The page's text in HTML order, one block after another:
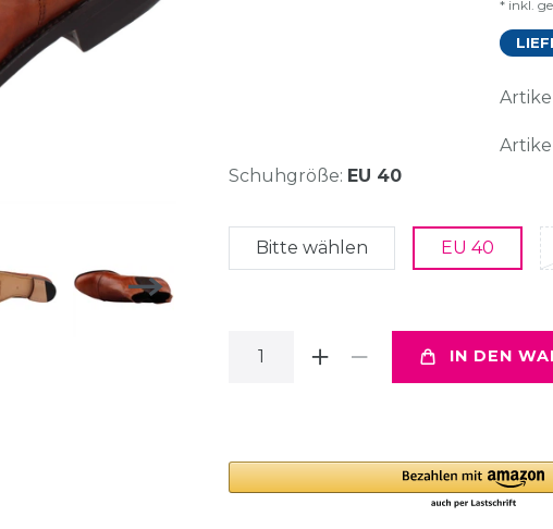
* inkl.
Schuhgröße: EU 40
Bitte wählen EU 40
IN DEN